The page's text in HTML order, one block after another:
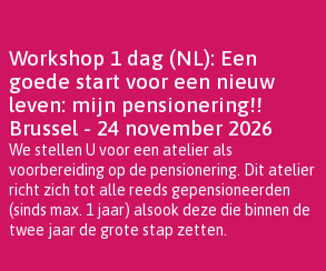
Workshop 1 dag (NL): Een
goede start voor een nieuw
leven: mijn pensionering!!
Brussel - 24 november 2026
We stellen U voor een atelier als
voorbereiding op de pensionering. Dit atelier
richt zich tot alle reeds gepensioneerden
(sinds max. 1 jaar) alsook deze die binnen de
twee jaar de grote stap zetten.